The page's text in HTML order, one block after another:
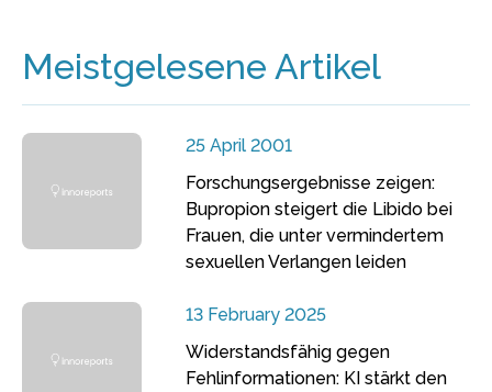
Meistgelesene Artikel
25 April 2001
Forschungsergebnisse zeigen:
Bupropion steigert die Libido bei
Frauen, die unter vermindertem
sexuellen Verlangen leiden
13 February 2025
Widerstandsfähig gegen
Fehlinformationen: KI stärkt den